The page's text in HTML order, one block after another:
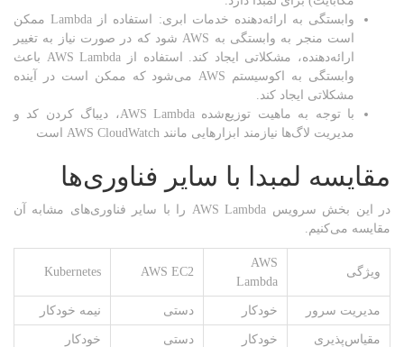
وابستگی به ارائه‌دهنده خدمات ابری: استفاده از Lambda ممکن
است منجر به وابستگی به AWS شود که در صورت نیاز به تغییر
ارائه‌دهنده، مشکلاتی ایجاد کند. استفاده از AWS Lambda باعث
وابستگی به اکوسیستم AWS می‌شود که ممکن است در آینده
مشکلاتی ایجاد کند.
با توجه به ماهیت توزیع‌شده AWS Lambda، دیباگ کردن کد و
مدیریت لاگ‌ها نیازمند ابزارهایی مانند AWS CloudWatch است
مقایسه لمبدا با سایر فناوری‌ها
در این بخش سرویس AWS Lambda را با سایر فناوری‌های مشابه آن
مقایسه می‌کنیم.
ویژگی
AWS
Lambda
AWS EC2
Kubernetes
مدیریت سرور خودکار دستی نیمه خودکار
مقیاس‌پذیری خودکار دستی خودکار